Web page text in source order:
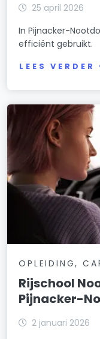
25 april 2026
In Pijnacker-
efficiënt gebruikt.
LEES VERDER
OPLEIDING,
Rijschool
Pijnacker-
2 januari 2026